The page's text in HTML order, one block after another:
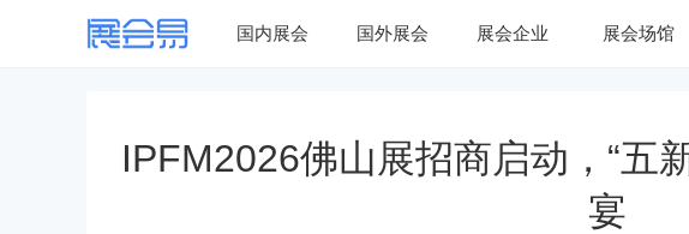
国内展会 国外展会 展会企业 展会场馆
IPFM2026佛山展招商启动，“五
宴